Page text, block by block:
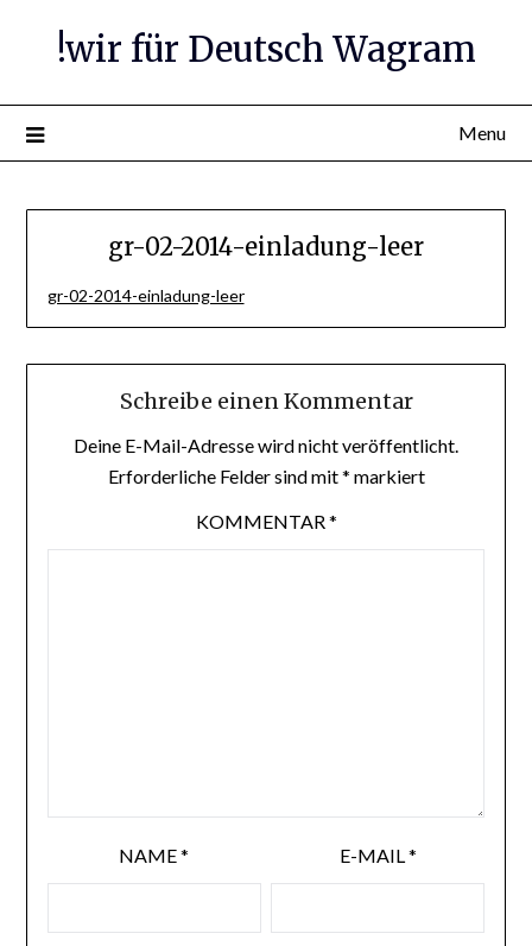
!wir für Deutsch Wagram
Menu
gr-02-2014-einladung-leer
gr-02-2014-einladung-leer
Schreibe einen Kommentar
Deine E-Mail-Adresse wird nicht veröffentlicht.
Erforderliche Felder sind mit* markiert
KOMMENTAR*
NAME* E-MAIL*